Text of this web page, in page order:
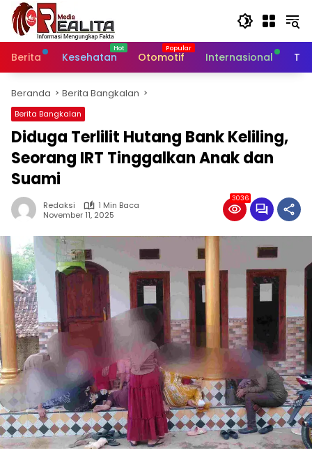
Langsung
konten
Berita
Kesehatan Otomotif Internasional
Beranda Berita Bangkalan
Berita Bangkalan
Diduga Terlilit Hutang Bank Keliling,
Seorang IRT Tinggalkan Anak dan
Suami
Redaksi
1 Min Baca
November 11, 2025
3036